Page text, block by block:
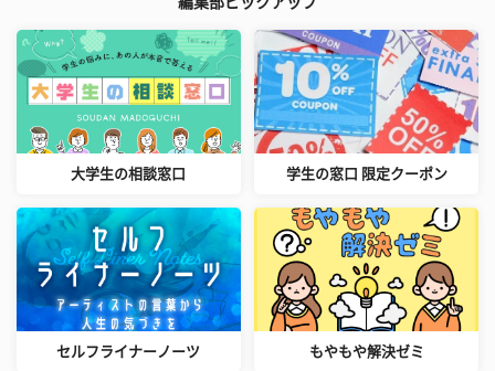
大学生の相談窓口 学生の窓口 限定クーポン
セルフライナーノーツ もやもや解決ゼミ